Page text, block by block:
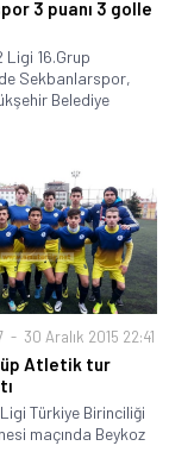
3 puanı 3 golle
16.Grup
Sekbanlarspor,
Belediye
30 Aralık 2015 22:41
Atletik tur
Türkiye Birinciliği
maçında Beykoz